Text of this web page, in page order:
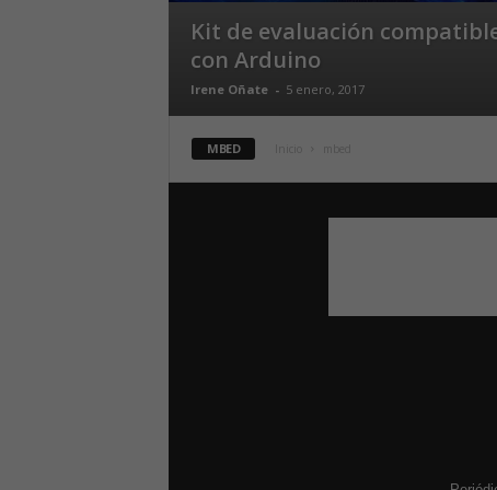
Kit de evaluación
con Arduino
Irene Oñate - 5 enero, 2017
MBED mbed